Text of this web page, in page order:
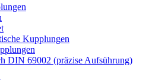
Kupplungen
DIN 69002 (präzise Aufsührung)